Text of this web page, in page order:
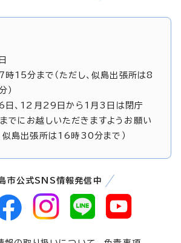
15分まで（ただし、似島出張所は8
）
6日、12月29日から1月3日は閉庁
でにお越しいただきますようお願い
、似島出張所は16時30分まで）
市公式SNS情報発信中